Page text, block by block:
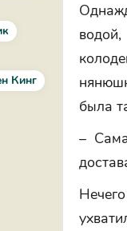
Кинг
была
–